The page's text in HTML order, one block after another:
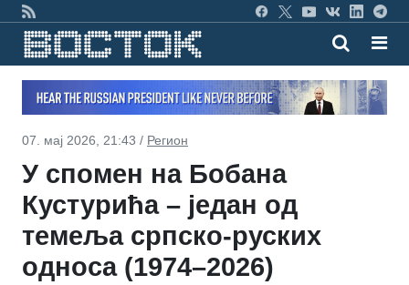
07. мај 2026, 21:43 / Регион
У спомен на Бобана
Кустурића – један од
темеља српско-руских
односа (1974–2026)